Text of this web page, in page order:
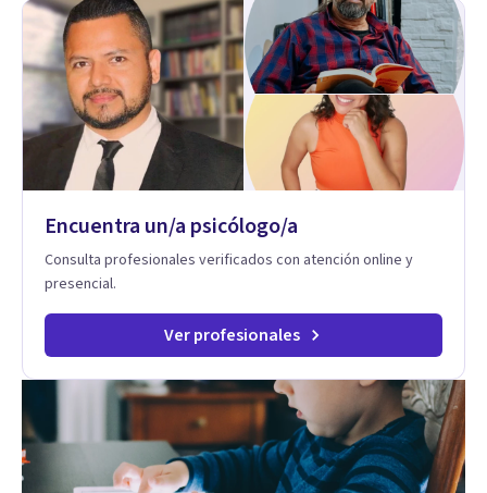
Encuentra un/a psicólogo/a
Consulta profesionales verificados con atención online y
presencial.
Ver profesionales